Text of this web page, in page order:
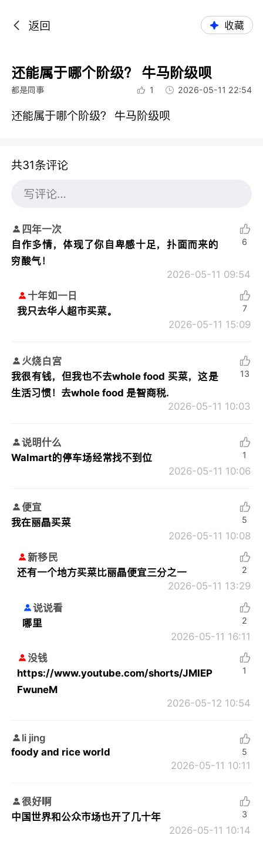
返回 收藏
还能属于哪个阶级？ 牛马阶级呗
都是同事 1 2026-05-11 22:54
还能属于哪个阶级？ 牛马阶级呗
共31条评论
四年一次
自作多情，体现了你自卑感十足，扑面而来的
穷酸气！
2026-05-11 09:54
6
十年如一日
我只去华人超市买菜。
2026-05-11 15:09
7
火烧白宫
我很有钱，但我也不去whole food 买菜，这是
生活习惯！去whole food 是智商税.
2026-05-11 10:03
13
说明什么
Walmart的停车场经常找不到位
2026-05-11 10:06
1
便宜
我在丽晶买菜
2026-05-11 10:08
5
新移民
还有一个地方买菜比丽晶便宜三分之一
2026-05-11 13:29
2
说说看
哪里
2026-05-11 16:11
2
没钱
https://www.youtube.com/shorts/JMIEP
FwuneM
2026-05-12 10:54
1
li jing
foody and rice world
2026-05-11 10:11
5
很好啊
中国世界和公众市场也开了几十年
2026-05-11 10:14
3